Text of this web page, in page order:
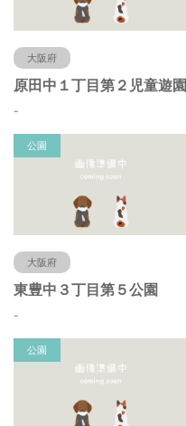
大阪府
原田中１丁目第２児童遊園
-
公園
大阪府
東豊中３丁目第５公園
-
公園